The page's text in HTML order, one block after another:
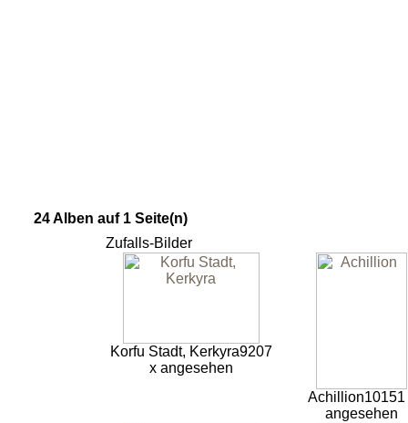
24 Alben auf 1 Seite(n)
Zufalls-Bilder
Korfu Stadt, Kerkyra9207
x angesehen
Achillion10151
angesehen